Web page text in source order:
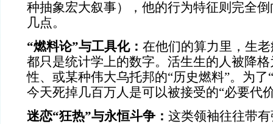
种抽象宏大叙事），他的行为特征则完全
几点。
“燃料论”与工具化： 在他们的算力里，生
都只是统计学上的数字。活生生的人被降
性、或某种伟大乌托邦的“历史燃料”。为了
今天死掉几百万人是可以被接受的“必要代
迷恋“狂热”与永恒斗争： 这类领袖往往带